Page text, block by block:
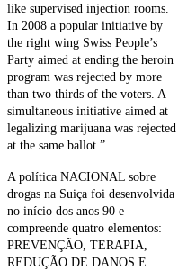
like supervised injection rooms.
In 2008 a popular initiative by
the right wing Swiss People’s
Party aimed at ending the heroin
program was rejected by more
than two thirds of the voters. A
simultaneous initiative aimed at
legalizing marijuana was rejected
at the same ballot.”
A política NACIONAL sobre
drogas na Suiça foi desenvolvida
no início dos anos 90 e
compreende quatro elementos:
PREVENÇÃO, TERAPIA,
REDUÇÃO DE DANOS E